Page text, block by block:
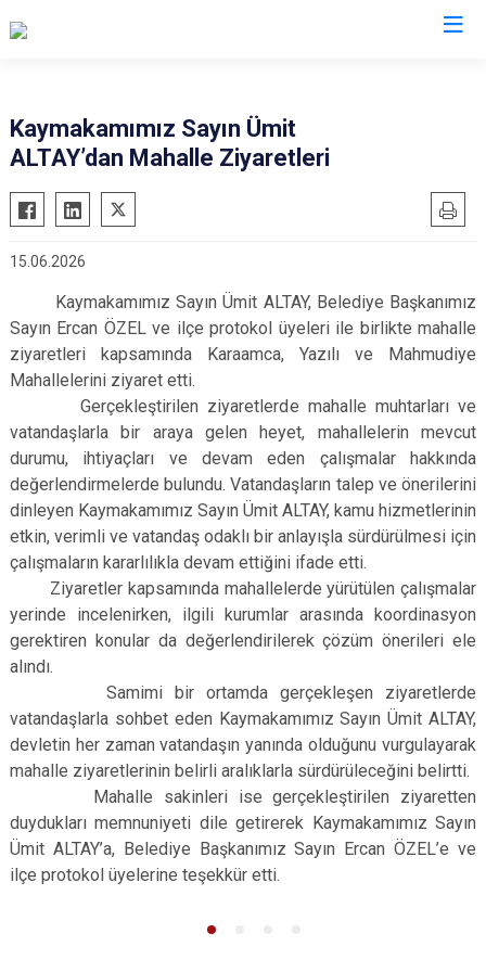
Büyükorhan
Gemlik
Harmancık
İznik
Karacabey
Kestel
Mustafakemalpaşa
Orhangazi
Osmangazi
Yıldırım
Kaymakamımız Sayın Ümit
ALTAY’dan Mahalle Ziyaretleri
15.06.2026
Kaymakamımız Sayın Ümit ALTAY, Belediye Başkanımız
Sayın Ercan ÖZEL ve ilçe protokol üyeleri ile birlikte mahalle
ziyaretleri kapsamında Karaamca, Yazılı ve Mahmudiye
Mahallelerini ziyaret etti.
Gerçekleştirilen ziyaretlerde mahalle muhtarları ve
vatandaşlarla bir araya gelen heyet, mahallelerin mevcut
durumu, ihtiyaçları ve devam eden çalışmalar hakkında
değerlendirmelerde bulundu. Vatandaşların talep ve önerilerini
dinleyen Kaymakamımız Sayın Ümit ALTAY, kamu hizmetlerinin
etkin, verimli ve vatandaş odaklı bir anlayışla sürdürülmesi için
çalışmaların kararlılıkla devam ettiğini ifade etti.
Ziyaretler kapsamında mahallelerde yürütülen çalışmalar
yerinde incelenirken, ilgili kurumlar arasında koordinasyon
gerektiren konular da değerlendirilerek çözüm önerileri ele
alındı.
Samimi bir ortamda gerçekleşen ziyaretlerde
vatandaşlarla sohbet eden Kaymakamımız Sayın Ümit ALTAY,
devletin her zaman vatandaşın yanında olduğunu vurgulayarak
mahalle ziyaretlerinin belirli aralıklarla sürdürüleceğini belirtti.
Mahalle sakinleri ise gerçekleştirilen ziyaretten
duydukları memnuniyeti dile getirerek Kaymakamımız Sayın
Ümit ALTAY’a, Belediye Başkanımız Sayın Ercan ÖZEL’e ve
ilçe protokol üyelerine teşekkür etti.